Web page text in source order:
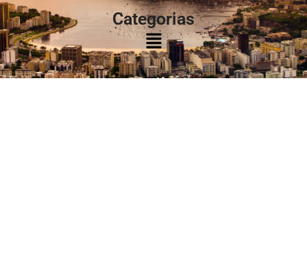
Categorias